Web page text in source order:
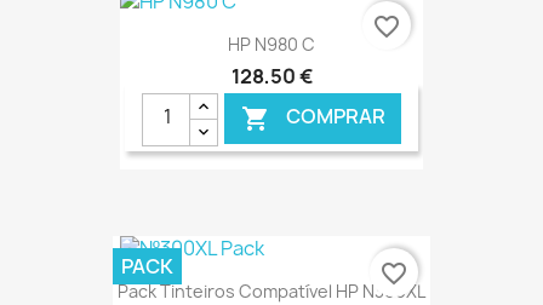
€ ONLINE
HP N980 C
128,50 €
 COMPRAR
€ ONLINE
favorite_border
Pack Tinteiros Compatível HP N300XL
PACK favorite_border